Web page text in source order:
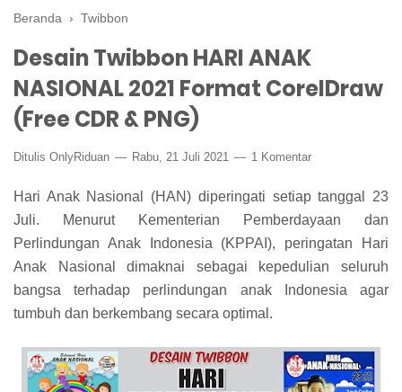
Beranda › Twibbon
Desain Twibbon HARI ANAK
NASIONAL 2021 Format CorelDraw
(Free CDR & PNG)
Ditulis OnlyRiduan Rabu, 21 Juli 2021 1 Komentar
Hari Anak Nasional (HAN) diperingati setiap tanggal 23
Juli. Menurut Kementerian Pemberdayaan dan
Perlindungan Anak Indonesia (KPPAI), peringatan Hari
Anak Nasional dimaknai sebagai kepedulian seluruh
bangsa terhadap perlindungan anak Indonesia agar
tumbuh dan berkembang secara optimal.